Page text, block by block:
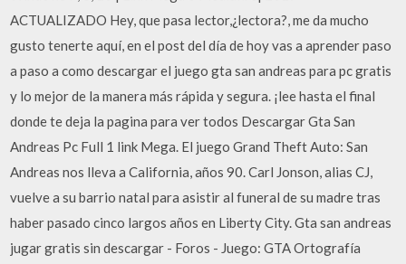
ACTUALIZADO Hey, que pasa lector,¿lectora?, me da mucho
gusto tenerte aquí, en el post del día de hoy vas a aprender paso
a paso a como descargar el juego gta san andreas para pc gratis
y lo mejor de la manera más rápida y segura. ¡lee hasta el final
donde te deja la pagina para ver todos Descargar Gta San
Andreas Pc Full 1 link Mega. El juego Grand Theft Auto: San
Andreas nos lleva a California, años 90. Carl Jonson, alias CJ,
vuelve a su barrio natal para asistir al funeral de su madre tras
haber pasado cinco largos años en Liberty City. Gta san andreas
jugar gratis sin descargar - Foros - Juego: GTA Ortografía